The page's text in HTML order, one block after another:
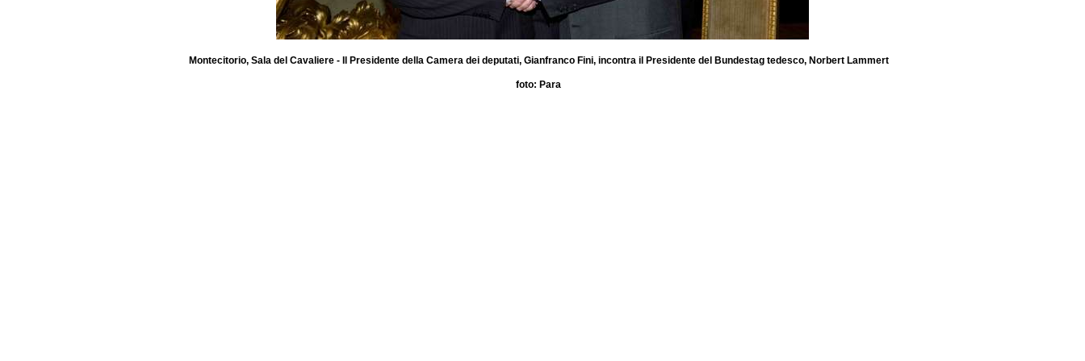
Montecitorio, Sala del Cavaliere - Il Presidente della Camera dei deputati, Gianfranco Fini, incontra il Presidente del Bundestag tedesco, Norbert Lammert
foto: Para